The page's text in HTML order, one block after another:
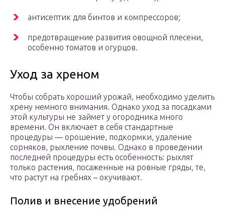
антисептик для бинтов и компрессоров;
предотвращение развития овощной плесени,
особенно томатов и огурцов.
Уход за хреном
Чтобы собрать хороший урожай, необходимо уделить
хрену немного внимания. Однако уход за посадками
этой культуры не займет у огородника много
времени. Он включает в себя стандартные
процедуры — орошение, подкормки, удаление
сорняков, рыхление почвы. Однако в проведении
последней процедуры есть особенность: рыхлят
только растения, посаженные на ровные гряды, те,
что растут на гребнях – окучивают.
Полив и внесение удобрений